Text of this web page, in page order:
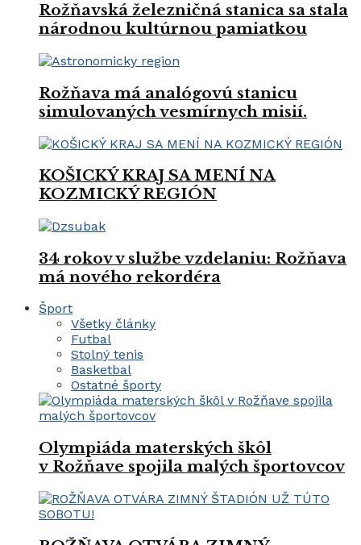
Rožňavská železničná stanica sa stala
národnou kultúrnou pamiatkou
Rožňava má analógovú stanicu
simulovaných vesmírnych misií.
KOŠICKÝ KRAJ SA MENÍ NA
KOZMICKÝ REGIÓN
34 rokov v službe vzdelaniu: Rožňava
má nového rekordéra
Šport
Všetky články
Futbal
Stolný tenis
Basketbal
Ostatné športy
Olympiáda materských škôl
v Rožňave spojila malých športovcov